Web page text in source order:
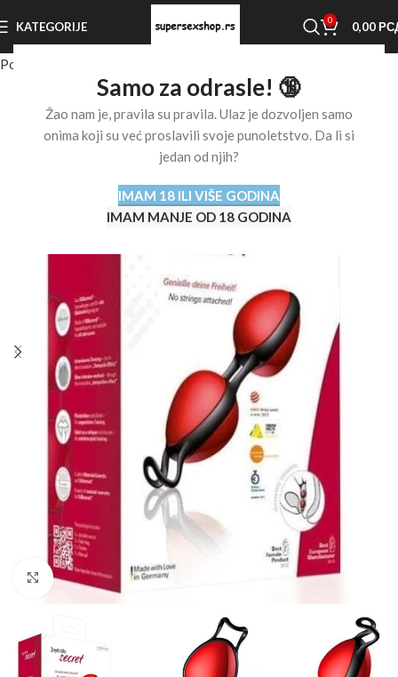
Samo za odrasle! 🔞
Žao nam je, pravila su pravila. Ulaz je dozvoljen samo
onima koji su već proslavili svoje punoletstvo. Da li si
jedan od njih?
IMAM 18 ILI VIŠE GODINA
IMAM MANJE OD 18 GODINA
KATEGORIJE 0 0,00
Početna stranica
Click to enlarge